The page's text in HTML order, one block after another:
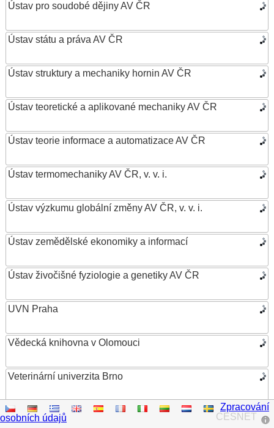
Ústav pro soudobé dějiny AV ČR
Ústav státu a práva AV ČR
Ústav struktury a mechaniky hornin AV ČR
Ústav teoretické a aplikované mechaniky AV ČR
Ústav teorie informace a automatizace AV ČR
Ústav termomechaniky AV ČR, v. v. i.
Ústav výzkumu globální změny AV ČR, v. v. i.
Ústav zemědělské ekonomiky a informací
Ústav živočišné fyziologie a genetiky AV ČR
UVN Praha
Vědecká knihovna v Olomouci
Veterinární univerzita Brno
VŠB – Technická univerzita Ostrava
CESNET
Zpracování
osobních údajů